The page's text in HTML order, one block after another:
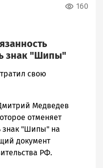
160
знак "Шипы"
свою
Медведев
отменяет
знак "Шипы" на
документ
РФ.